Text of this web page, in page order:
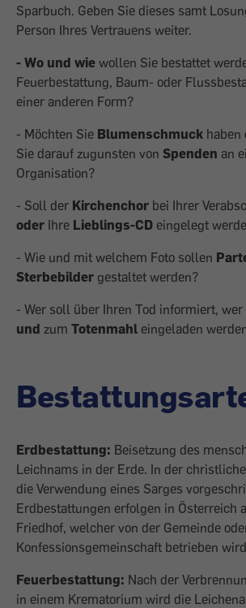
Sparbuch. Geben Sie dieses samt
Person Ihres Vertrauens weiter.
- Wo und wie wollen Sie bestattet
Feuerbestattung, Baum- oder
einer anderen Form?
- Möchten Sie Blumenschmuck haben
Sie darauf zugunsten von Spenden an
Organisation?
- Soll der Kirchenchor bei Ihrer
oder Ihre Lieblings-CD eingelegt
- Wie und mit welchem Foto sollen
Sterbebilder gestaltet werden?
- Wer soll über Ihren Tod informiert, wer
und zum Totenmahl eingeladen
Erdbestattung: Beisetzung des
Leichnams in der Erde. In der
die Verwendung eines Sarges
Erdbestattungen erfolgen in Österreich
Friedhof, welcher von der Gemeinde
Konfessionsgemeinschaft betrieben
Feuerbestattung: Nach der
in einem Krematorium wird die